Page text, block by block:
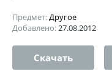
Предмет:Другое
Добавлено:27.08.2012
Скачать